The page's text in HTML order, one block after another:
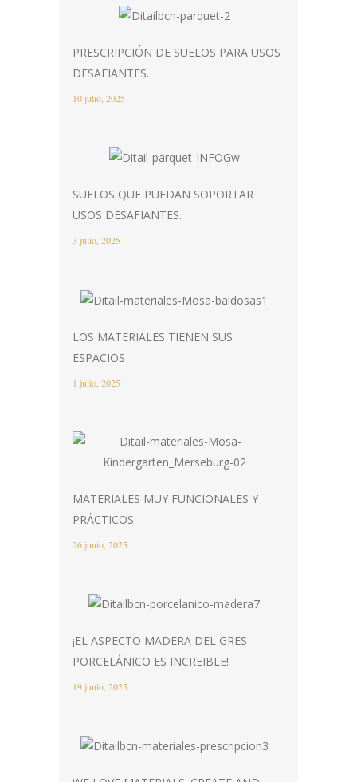
PRESCRIPCIÓN DE SUELOS PARA USOS
DESAFIANTES.
10 julio, 2025
SUELOS QUE PUEDAN SOPORTAR
USOS DESAFIANTES.
3 julio, 2025
LOS MATERIALES TIENEN SUS
ESPACIOS
1 julio, 2025
MATERIALES MUY FUNCIONALES Y
PRÁCTICOS.
26 junio, 2025
¡EL ASPECTO MADERA DEL GRES
PORCELÁNICO ES INCREIBLE!
19 junio, 2025